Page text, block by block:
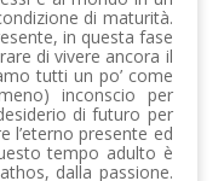
di maturità.
in questa fase
di vivere ancora il
tutti un po’ come
inconscio per
di futuro per
l’eterno presente ed
tempo adulto è
dalla passione.